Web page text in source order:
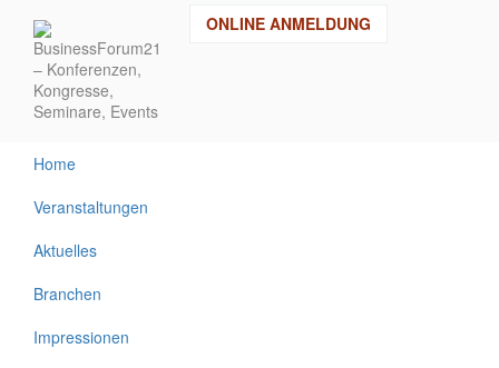
Inhalt
ONLINE ANMELDUNG
Home
Veranstaltungen
Aktuelles
Branchen
Impressionen